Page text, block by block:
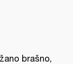
brašno,